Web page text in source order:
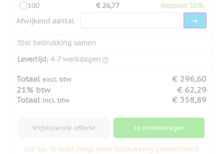
100
€ 26,77
Bespaar 16%
Afwijkend aantal
Stel bedrukking samen
Levertijd: 4-7 werkdagen
Totaal excl. btw
€ 296,60
21% btw
€ 62,29
Totaal incl. btw € 358,89
Vrijblijvende offerte In winkelwagen
Let op: Je hebt (nog) geen bedrukking geselecteerd